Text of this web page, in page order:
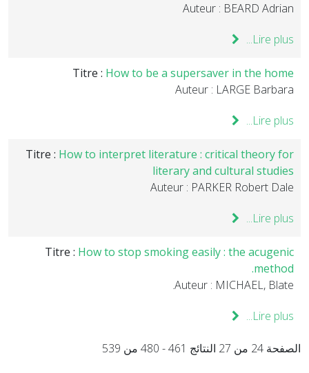
Auteur : BEARD Adrian
Lire plus...
Titre : How to be a supersaver in the home
Auteur : LARGE Barbara
Lire plus...
Titre : How to interpret literature : critical theory for
literary and cultural studies
Auteur : PARKER Robert Dale
Lire plus...
Titre : How to stop smoking easily : the acugenic
method.
Auteur : MICHAEL, Blate.
Lire plus...
الصفحة 24 من 27 النتائج 461 - 480 من 539